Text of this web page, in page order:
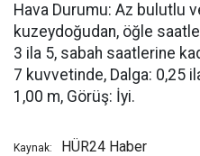
Hava Durumu: Az bulutlu
kuzeydoğudan, öğle
3 ila 5, sabah saatlerine
7 kuvvetinde, Dalga: 0,25
1,00 m, Görüş: İyi.
Kaynak: HÜR24 Haber